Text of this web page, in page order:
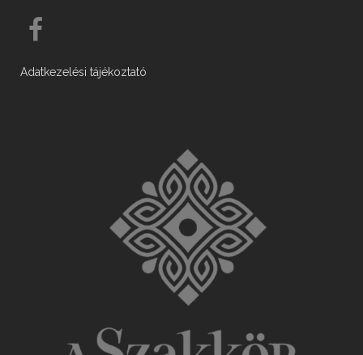
Adatkezelési tájékoztató